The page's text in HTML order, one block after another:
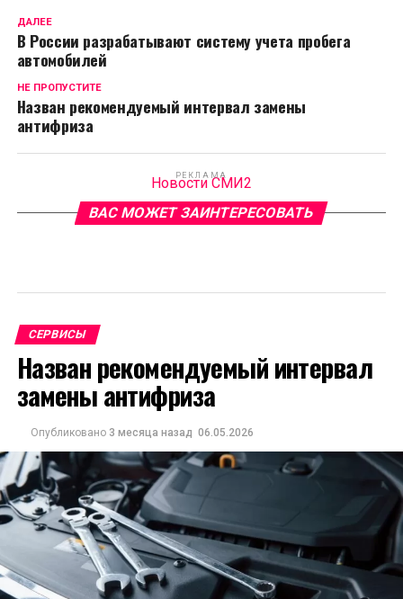
ДАЛЕЕ
В России разрабатывают систему учета пробега
автомобилей
НЕ ПРОПУСТИТЕ
Назван рекомендуемый интервал замены
антифриза
РЕКЛАМА
Новости СМИ2
ВАС МОЖЕТ ЗАИНТЕРЕСОВАТЬ
СЕРВИСЫ
Назван рекомендуемый интервал
замены антифриза
Опубликовано 3 месяца назад 06.05.2026